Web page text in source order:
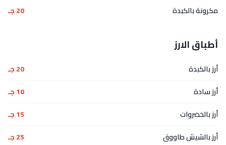
مكرونة بالكبدة
20 جـ
أطباق الارز
أرز بالكبدة
20 جـ
أرز سادة
10 جـ
أرز بالخضروات
15 جـ
أرز بالشيش طاووق
25 جـ